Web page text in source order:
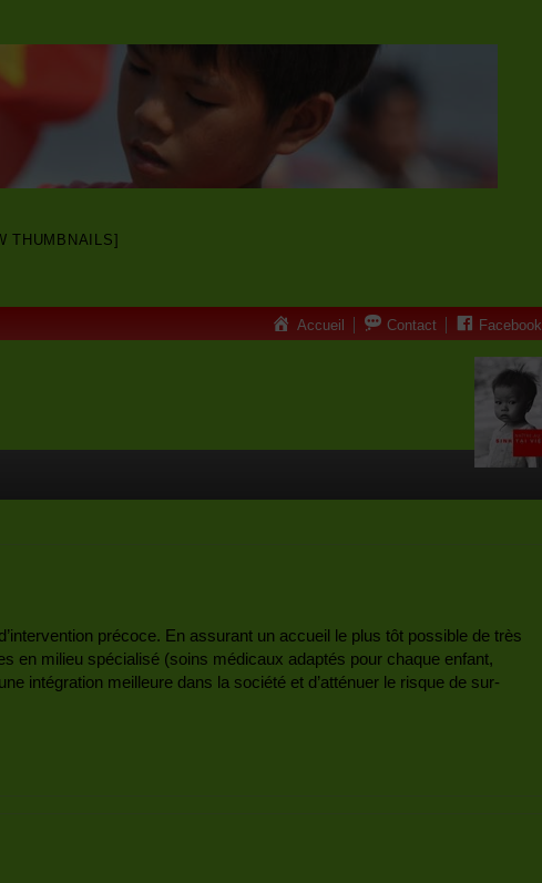
THUMBNAILS]
Accueil Contact Facebook
précoce. En assurant un accueil le plus tôt possible de très
en milieu spécialisé (soins médicaux adaptés pour chaque enfant,
intégration meilleure dans la société et d’atténuer le risque de sur-